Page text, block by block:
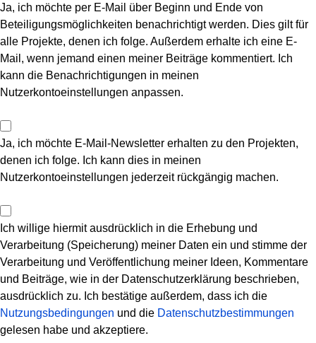
Ja, ich möchte per E-Mail über Beginn und Ende von
Beteiligungsmöglichkeiten benachrichtigt werden. Dies gilt für
alle Projekte, denen ich folge. Außerdem erhalte ich eine E-
Mail, wenn jemand einen meiner Beiträge kommentiert. Ich
kann die Benachrichtigungen in meinen
Nutzerkontoeinstellungen anpassen.
Ja, ich möchte E-Mail-Newsletter erhalten zu den Projekten,
denen ich folge. Ich kann dies in meinen
Nutzerkontoeinstellungen jederzeit rückgängig machen.
Ich willige hiermit ausdrücklich in die Erhebung und
Verarbeitung (Speicherung) meiner Daten ein und stimme der
Verarbeitung und Veröffentlichung meiner Ideen, Kommentare
und Beiträge, wie in der Datenschutzerklärung beschrieben,
ausdrücklich zu. Ich bestätige außerdem, dass ich die
Nutzungsbedingungen und die Datenschutzbestimmungen
gelesen habe und akzeptiere.